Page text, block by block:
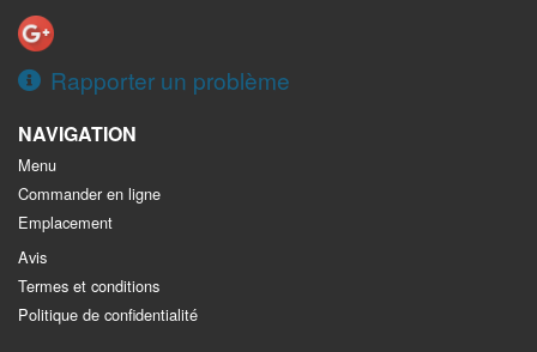
Rapporter un problème
NAVIGATION
Menu
Commander en ligne
Emplacement
Avis
Termes et conditions
Politique de confidentialité